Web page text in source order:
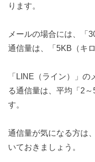
ります。
メールの場合には、「
通信量は、「5KB（キ
「LINE（ライン）」
る通信量は、平均「2
す。
通信量が気になる方は
いておきましょう。